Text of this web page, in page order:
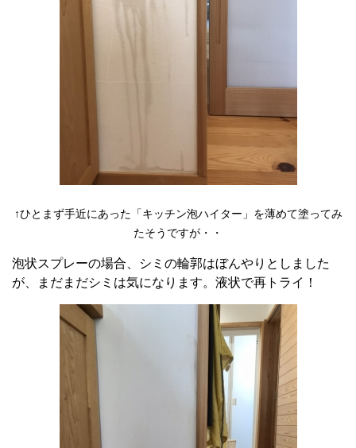
↑ひとまず手近にあった「キッチン泡ハイター」を薄めて塗ってみ
たそうですが・・
泡状スプレーの場合、シミの輪郭はぼんやりとしました
が、まだまだシミは気になります。液状で再トライ！